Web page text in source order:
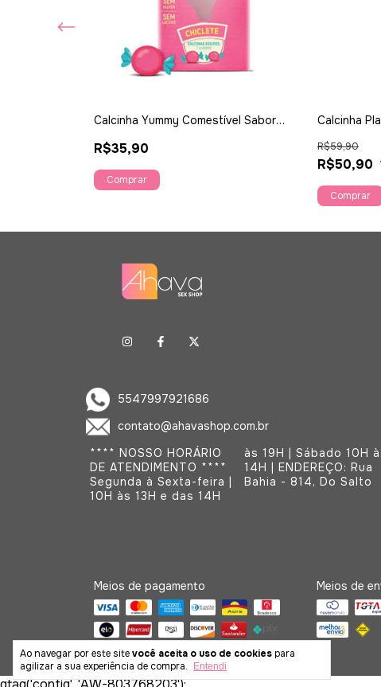
Ao navegar por este sitevocê aceita o uso de cookiespara
agilizar a sua experiência de compra.
Entendi
Calcinha Yummy Comestível Sabor
R$35,90
Calcinha
R$50,90
R$59,90
Comprar
5547997921686
contato@ahavashop.com.br
**** NOSSO HORÁRIO
DE ATENDIMENTO ****
Segunda à Sexta-feira |
10H às 13H e das 14H
às 19H | Sábado 10H às
14H | ENDEREÇO: Rua
Bahia - 814, Do Salto
Meios de pagamento Meios de